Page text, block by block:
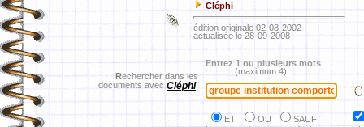
Cléphi
édition originale 02-08-2002
actualisée le 28-09-2008
Rechercher dans les
documents avec Cléphi
Entrez 1 ou plusieurs mots
(maximum 4)
ET OU
SAUF